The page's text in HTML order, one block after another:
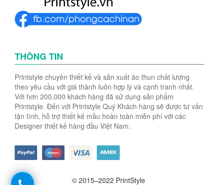
THÔNG TIN
Printstyle chuyên thiết kế và sản xuất áo thun chất lượng
theo yêu cầu với giá thành luôn hợp lý và cạnh tranh nhất.
Với hơn 200,000 khách hàng đã sử dụng sản phẩm
Printstyle. Đến với Printstyle Quý Khách hàng sẽ được tư vấn
tận tình, hỗ trợ thiết kế mẫu hoàn toàn miễn phí với các
Designer thiết kế hàng đầu Việt Nam.
© 2015–2022 PrintStyle